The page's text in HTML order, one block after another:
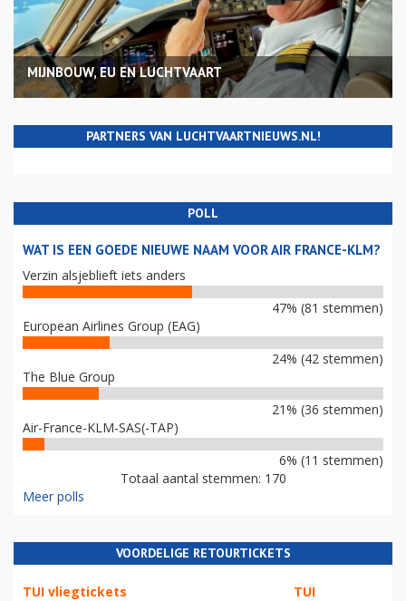
MIJNBOUW, EU EN LUCHTVAART
PARTNERS VAN LUCHTVAARTNIEUWS.NL!
POLL
WAT IS EEN GOEDE NIEUWE NAAM VOOR AIR FRANCE-KLM?
Verzin alsjeblieft iets anders
47% (81 stemmen)
European Airlines Group (EAG)
24% (42 stemmen)
The Blue Group
21% (36 stemmen)
Air-France-KLM-SAS(-TAP)
6% (11 stemmen)
Totaal aantal stemmen: 170
Meer polls
VOORDELIGE RETOURTICKETS
TUI vliegtickets TUI